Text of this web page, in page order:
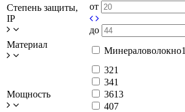
Степень защиты,
IP
от
до
Материал
Минераловолокно1
Мощность
321
341
3613
407